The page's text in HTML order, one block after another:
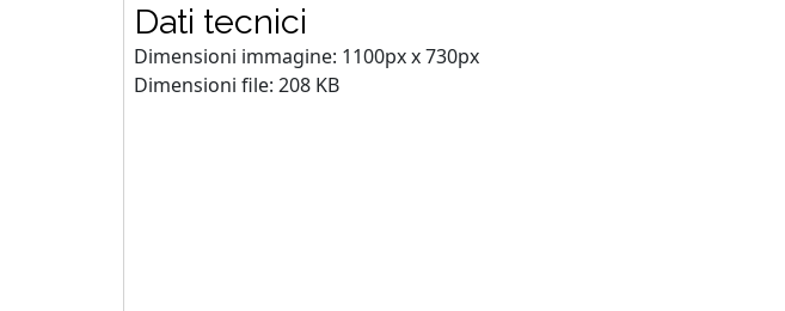
Dati tecnici
Dimensioni immagine: 1100px x 730px
Dimensioni file: 208 KB